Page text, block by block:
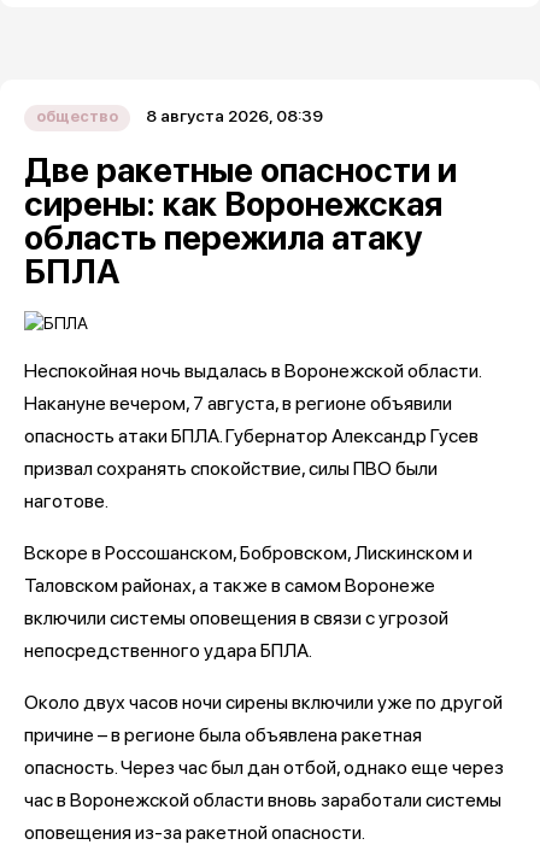
общество 8 августа 2026, 08:39
Две ракетные опасности и
сирены: как Воронежская
область пережила атаку
БПЛА
Неспокойная ночь выдалась в Воронежской области.
Накануне вечером, 7 августа, в регионе объявили
опасность атаки БПЛА. Губернатор Александр Гусев
призвал сохранять спокойствие, силы ПВО были
наготове.
Вскоре в Россошанском, Бобровском, Лискинском и
Таловском районах, а также в самом Воронеже
включили системы оповещения в связи с угрозой
непосредственного удара БПЛА.
Около двух часов ночи сирены включили уже по другой
причине – в регионе была объявлена ракетная
опасность. Через час был дан отбой, однако еще через
час в Воронежской области вновь заработали системы
оповещения из-за ракетной опасности.